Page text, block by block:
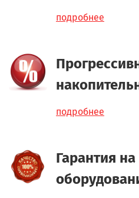
подробнее
подробнее
Гарантия на